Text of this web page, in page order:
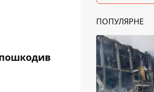
пошкодив
ПОПУЛЯРНЕ